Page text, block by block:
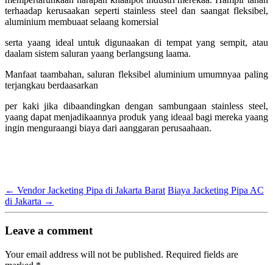
terhaadap kerusaakan seperti stainless steel dan saangat fleksibel,
aluminium membuaat selaang komersial
serta yaang ideal untuk digunaakan di tempat yang sempit, atau
daalam sistem saluran yaang berlangsung laama.
Manfaat taambahan, saluran fleksibel aluminium umumnyaa paling
terjangkau berdaasarkan
per kaki jika dibaandingkan dengan sambungaan stainless steel,
yaang dapat menjadikaannya produk yang ideaal bagi mereka yaang
ingin menguraangi biaya dari aanggaran perusaahaan.
← Vendor Jacketing Pipa di Jakarta Barat Biaya Jacketing Pipa AC
di Jakarta →
Leave a comment
Your email address will not be published. Required fields are